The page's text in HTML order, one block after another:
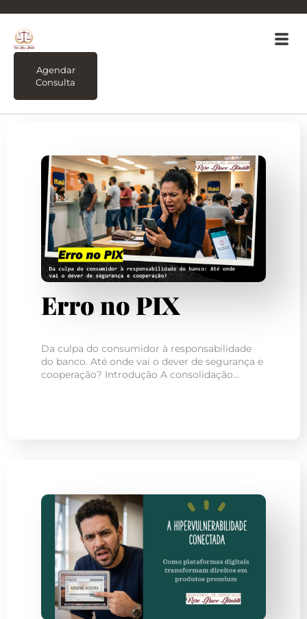
Agendar
Consulta
Erro no PIX
Da culpa do consumidor à responsabilidade
do banco. Até onde vai o dever de segurança e
cooperação? Introdução A consolidação…